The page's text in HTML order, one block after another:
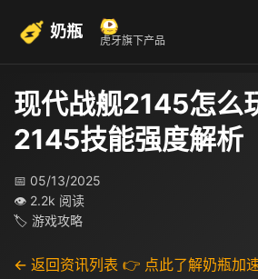
奶瓶 虎牙旗下产品
现代战舰2145怎么
2145技能强度解析
📅 05/13/2025
👁 2.2k 阅读
🏷 游戏攻略
← 返回资讯列表 👉 点此了解奶瓶加